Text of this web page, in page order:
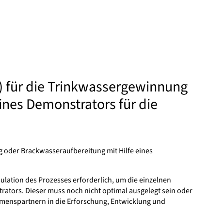
die Trinkwassergewinnung
Demonstrators für die
Brackwasseraufbereitung mit Hilfe eines
des Prozesses erforderlich, um die einzelnen
Dieser muss noch nicht optimal ausgelegt sein oder
in die Erforschung, Entwicklung und